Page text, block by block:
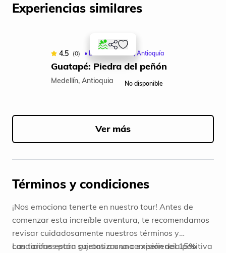
Experiencias similares
4.5 (0) • Desde: Medellín, Antioquía
Guatapé: Piedra del peñón
Medellín, Antioquia No disponible
1
5
Ver más
Términos y condiciones
¡Nos emociona tenerte en nuestro tour! Antes de
comenzar esta increíble aventura, te recomendamos
revisar cuidadosamente nuestros términos y
condiciones para garantizar una experiencia positiva
Las tarifas están sujetas a una comisión del 15%